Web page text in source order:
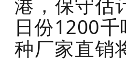
港，保守估
日份1200
种厂家直销